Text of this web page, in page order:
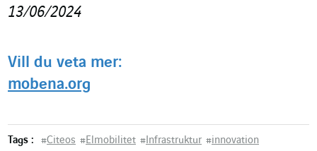
13/06/2024
Vill du veta mer:
mobena.org
Tags : #Citeos #Elmobilitet #Infrastruktur #innovation